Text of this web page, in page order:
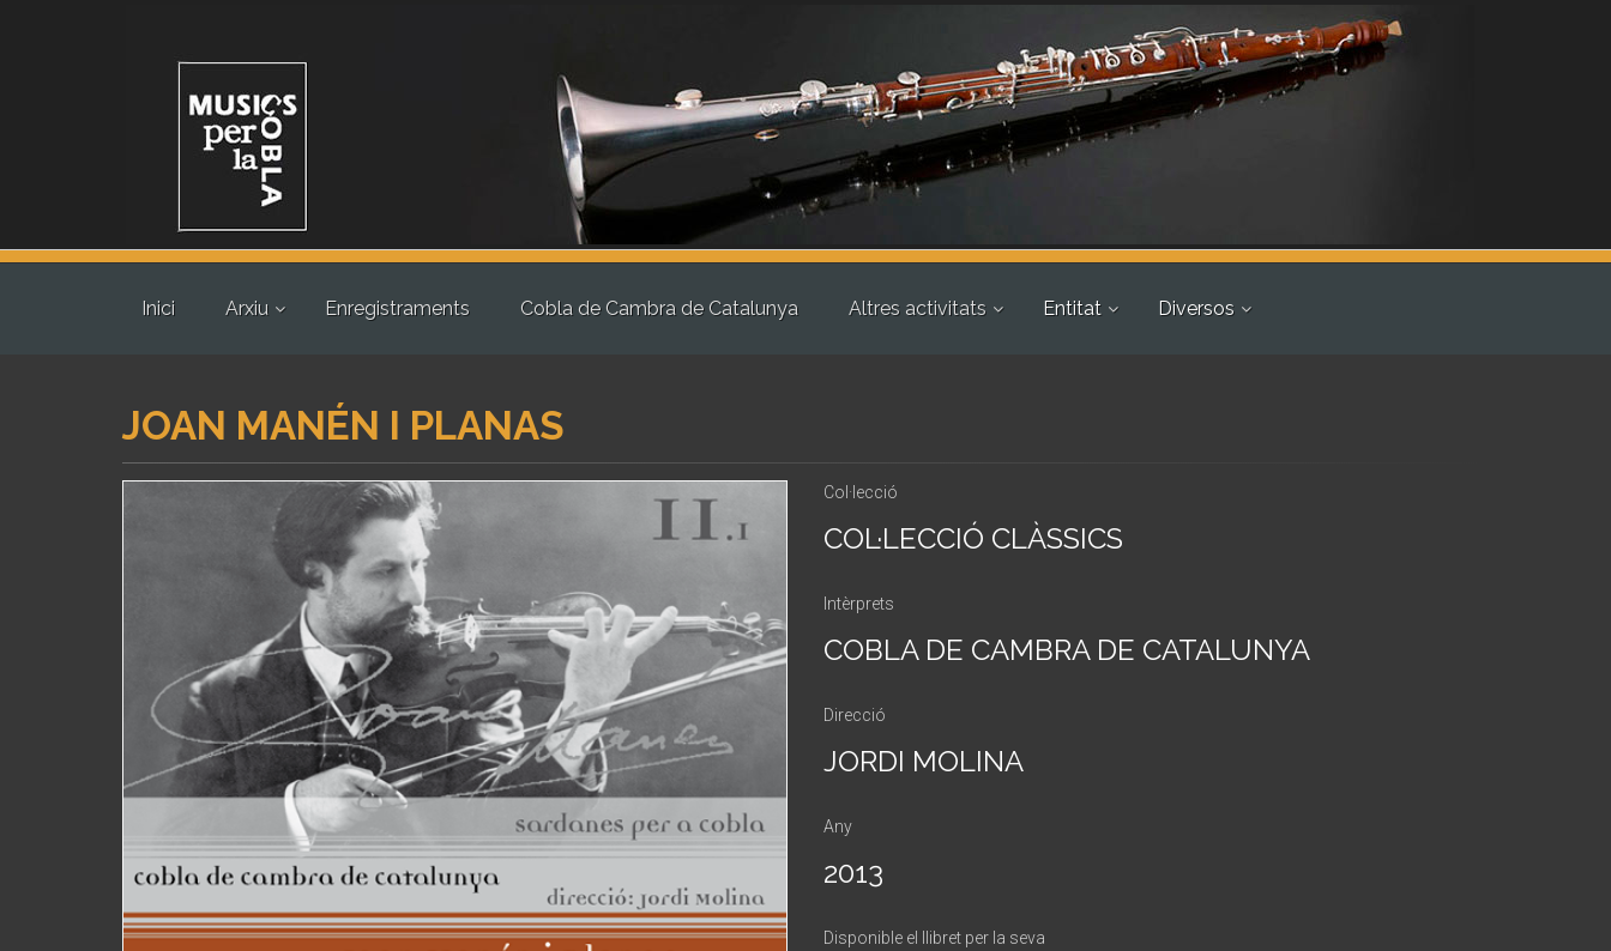
Inici Arxiu Enregistraments Cobla de Cambra de Catalunya Altres activitats Entitat Diversos
JOAN MANÉN I PLANAS
Col·lecció
COL·LECCIÓ CLÀSSICS
Intèrprets
COBLA DE CAMBRA DE CATALUNYA
Direcció
JORDI MOLINA
Any
2013
Disponible el llibret per la seva